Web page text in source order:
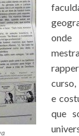
curso,
e
que